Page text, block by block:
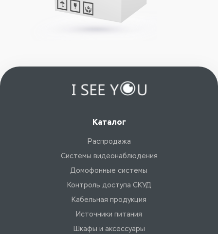
Каталог
Распродажа
Системы видеонаблюдения
Домофонные системы
Контроль доступа СКУД
Кабельная продукция
Источники питания
Шкафы и аксессуары